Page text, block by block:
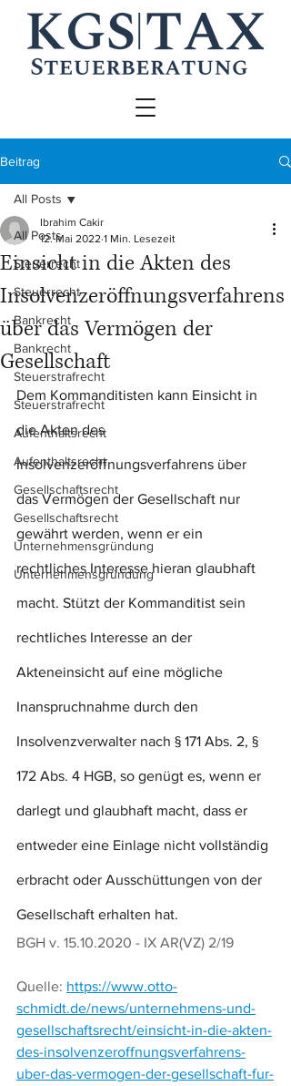
Beitrag
All Posts
Steuerrecht
Steuerrecht
Bankrecht
Bankrecht
Steuerstrafrecht
Steuerstrafrecht
Aufenthaltsrecht
Aufenthaltsrecht
Gesellschaftsrecht
Gesellschaftsrecht
Unternehmensgründung
Unternehmensgründung
All Posts
Einsicht in die Akten des
Insolvenzeröffnungsverfahrens
über das Vermögen der
Gesellschaft
Ibrahim Cakir
12. Mai 2022 1 Min. Lesezeit
Dem Kommanditisten kann Einsicht in
die Akten des
Insolvenzeröffnungsverfahrens über
das Vermögen der Gesellschaft nur
gewährt werden, wenn er ein
rechtliches Interesse hieran glaubhaft
macht. Stützt der Kommanditist sein
rechtliches Interesse an der
Akteneinsicht auf eine mögliche
Inanspruchnahme durch den
Insolvenzverwalter nach § 171 Abs. 2, §
172 Abs. 4 HGB, so genügt es, wenn er
darlegt und glaubhaft macht, dass er
entweder eine Einlage nicht vollständig
erbracht oder Ausschüttungen von der
Gesellschaft erhalten hat.
BGH v. 15.10.2020 - IX AR(VZ) 2/19
Quelle: https://www.otto-
schmidt.de/news/unternehmens-und-
gesellschaftsrecht/einsicht-in-die-akten-
des-insolvenzeroffnungsverfahrens-
uber-das-vermogen-der-gesellschaft-fur-